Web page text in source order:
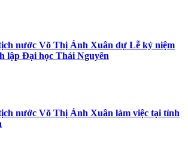
nước Võ Thị Ánh Xuân dự Lễ kỷ niệm
lập Đại học Thái Nguyên
nước Võ Thị Ánh Xuân làm việc tại tỉnh